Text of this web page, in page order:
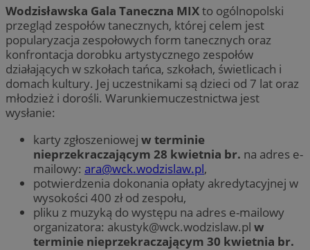
Wodzisławska Gala Taneczna MIXto ogólnopolski
przegląd zespołów tanecznych, której celem jest
popularyzacja zespołowych form tanecznych oraz
konfrontacja dorobku artystycznego zespołów
działających w szkołach tańca, szkołach, świetlicach i
domach kultury. Jej uczestnikami są dzieci od 7 lat oraz
młodzież i dorośli. Warunkiemuczestnictwa jest
wysłanie:
karty zgłoszeniowej w terminie
nieprzekraczającym 28 kwietnia br. na adres e-
mailowy: ara@wck.wodzislaw.pl,
potwierdzenia dokonania opłaty akredytacyjnej w
wysokości 400 zł od zespołu,
pliku z muzyką do występu na adres e-mailowy
organizatora: akustyk@wck.wodzislaw.pl w
terminie nieprzekraczającym 30 kwietnia br.